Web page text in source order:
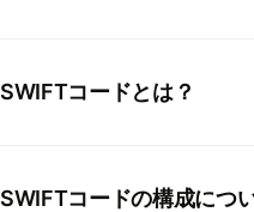
SWIFTコードとは？
SWIFTコードの構成につ